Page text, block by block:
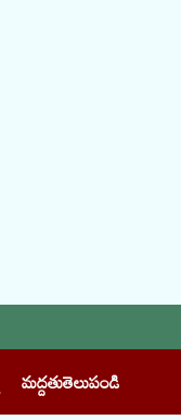
మద్దతుతెలుపండి